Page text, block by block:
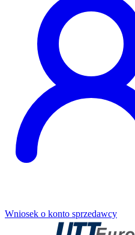
Wniosek o konto sprzedawcy